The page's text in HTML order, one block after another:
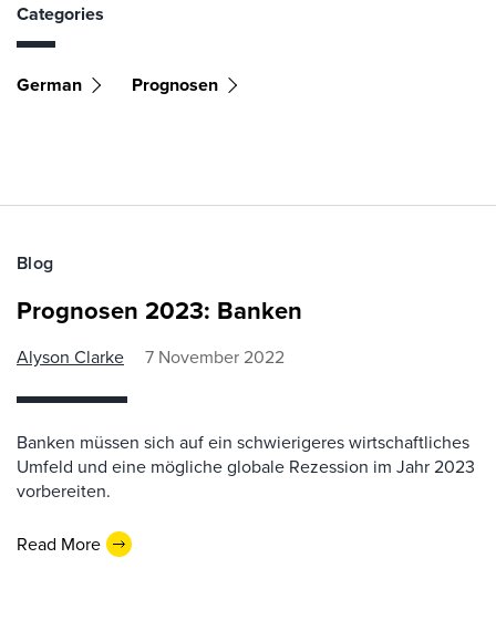
Categories
German Prognosen
Blog
Prognosen 2023: Banken
Alyson Clarke 7 November 2022
Banken müssen sich auf ein schwierigeres wirtschaftliches
Umfeld und eine mögliche globale Rezession im Jahr 2023
vorbereiten.
Read More